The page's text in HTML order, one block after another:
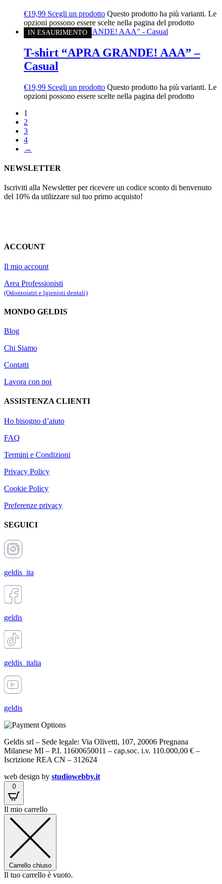
€19,99 Scegli un prodotto Questo prodotto ha più varianti. Le
opzioni possono essere scelte nella pagina del prodotto
IN ESAURIMENTO
T-shirt “APRA GRANDE! AAA” –
Casual
€19,99 Scegli un prodotto Questo prodotto ha più varianti. Le
opzioni possono essere scelte nella pagina del prodotto
1
2
3
4
→
NEWSLETTER
Iscriviti alla Newsletter per ricevere un codice sconto di benvenuto
del 10% da utilizzare sul tuo primo acquisto!
ACCOUNT
Il mio account
Area Professionisti
(Odontoiatri e lgienisti dentali)
MONDO GELDIS
Blog
Chi Siamo
Contatti
Lavora con noi
ASSISTENZA CLIENTI
Ho bisogno d’aiuto
FAQ
Termini e Condizioni
Privacy Policy
Cookie Policy
Preferenze privacy
SEGUICI
geldis_ita
geldis
geldis_italia
geldis
Geldis srl – Sede legale: Via Olivetti, 107, 20006 Pregnana
Milanese MI – P.I. 11600650011 – cap.soc. i.v. 110.000,00 € –
Iscrizione REA CN – 312624
web design by studiowebby.it
0
Il mio carrello
Carrello chiuso
Il tuo carrello è vuoto.